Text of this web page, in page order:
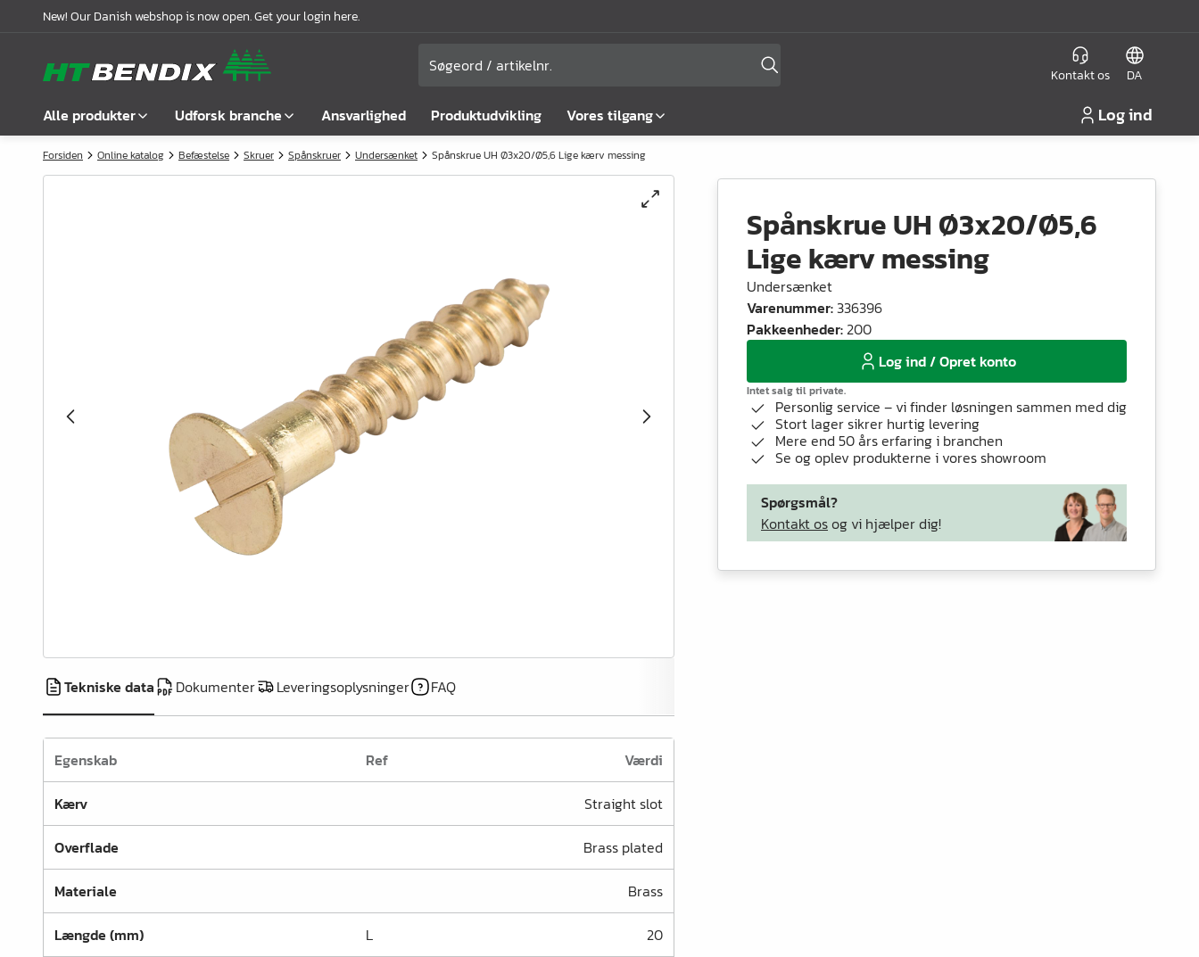
New! Our Danish webshop is now open. Get your login here.
Kontakt os DA
Alle produkter
Vis alle
Udtræk & skuffedele
Trådvarer
Køkken- & badindretning
Garderobeindretning &
tilbehør
Bøjlerør- & holdere
Kontorindretning
Lister & profiler
El artikler
Udforsk branche
Møbelindustrien
Ansvarlighed Produktudvikling Vores tilgang
Om os
Log ind
Forsiden Online katalog Befæstelse Skruer Spånskruer Undersænket Spånskrue UH Ø3x20/Ø5,6 Lige kærv messing
Tekniske data Dokumenter Leveringsoplysninger FAQ
Egenskab Ref Værdi
Kærv Straight slot
Overflade Brass plated
Materiale Brass
Længde (mm) L 20
Spånskrue UH Ø3x20/Ø5,6
Lige kærv messing
Undersænket
Varenummer:336396
Pakkeenheder:200
Log ind / Opret konto
Intet salg til private.
Personlig service – vi finder løsningen sammen med dig
Stort lager sikrer hurtig levering
Mere end 50 års erfaring i branchen
Se og oplev produkterne i vores showroom
Spørgsmål?
Kontakt osog vi hjælper dig!